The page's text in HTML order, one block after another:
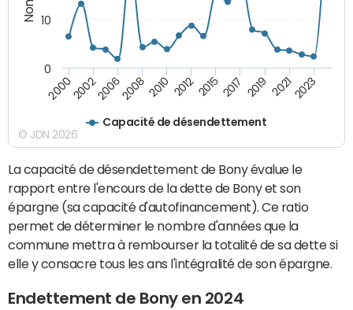
Capacité de désendettement
20002002200620082010 2012 2015 2017 2019 20212023
0
10
© JDN 2026
La capacité de désendettement de Bony évalue le
rapport entre l'encours de la dette de Bony et son
épargne (sa capacité d'autofinancement). Ce ratio
permet de déterminer le nombre d'années que la
commune mettra à rembourser la totalité de sa dette si
elle y consacre tous les ans l'intégralité de son épargne.
Endettement de Bony en 2024